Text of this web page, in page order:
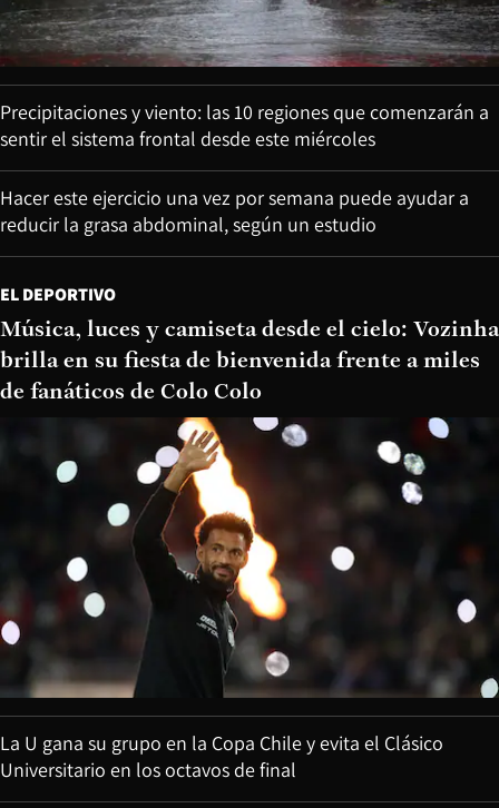
Precipitaciones y viento: las 10 regiones que comenzarán a
sentir el sistema frontal desde este miércoles
Hacer este ejercicio una vez por semana puede ayudar a
reducir la grasa abdominal, según un estudio
EL DEPORTIVO
Música, luces y camiseta desde el cielo: Vozinha
brilla en su fiesta de bienvenida frente a miles
de fanáticos de Colo Colo
La U gana su grupo en la Copa Chile y evita el Clásico
Universitario en los octavos de final